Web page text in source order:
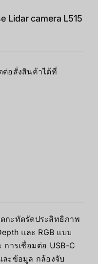
Lidar camera L515
ต่อสั่งสินค้าได้ที่
กะทัดรัดประสิทธิภาพ
และ RGB แบบ
ารเชื่อมต่อ USB-C
ละข้อมูล กล้องจับ